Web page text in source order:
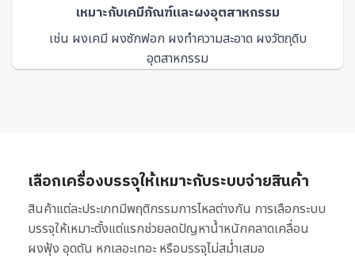
เหมาะกับเคมีภัณฑ์และผงอุตสาหกรรม
เช่น ผงเคมี ผงซักฟอก ผงทำความสะอาด ผงวัตถุดิบ
อุตสาหกรรม
เลือกเครื่องบรรจุให้เหมาะกับระบบจ่ายสินค้า
สินค้าแต่ละประเภทมีพฤติกรรมการไหลต่างกัน การเลือกระบบ
บรรจุให้เหมาะตั้งแต่แรกช่วยลดปัญหาน้ำหนักคลาดเคลื่อน
ผงฟุ้ง อุดตัน หกเลอะเทอะ หรือบรรจุไม่สม่ำเสมอ